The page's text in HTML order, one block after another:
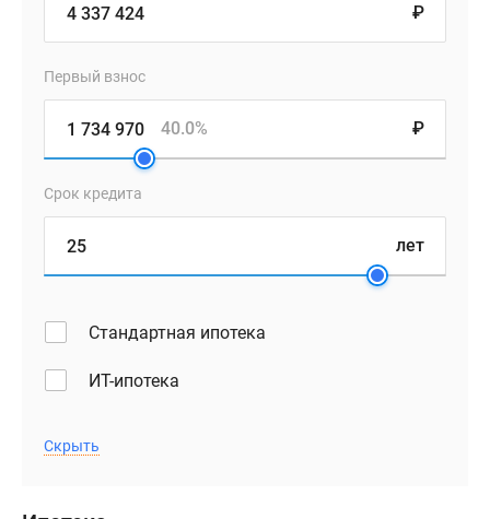
₽
Первый взнос
₽
40.0%
Срок кредита
лет
Стандартная ипотека
ИТ-ипотека
Скрыть